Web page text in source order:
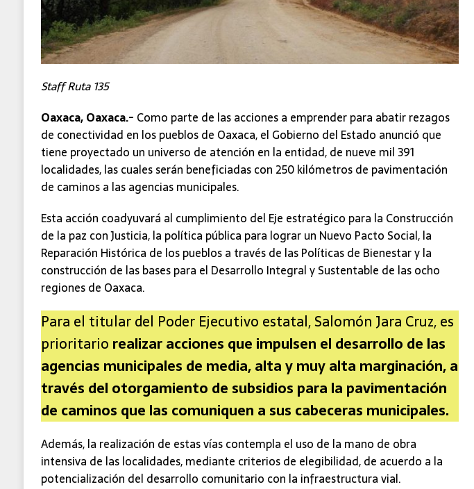
Staff Ruta 135
Oaxaca, Oaxaca.- Como parte de las acciones a emprender para abatir rezagos
de conectividad en los pueblos de Oaxaca, el Gobierno del Estado anunció que
tiene proyectado un universo de atención en la entidad, de nueve mil 391
localidades, las cuales serán beneficiadas con 250 kilómetros de pavimentación
de caminos a las agencias municipales.
Esta acción coadyuvará al cumplimiento del Eje estratégico para la Construcción
de la paz con Justicia, la política pública para lograr un Nuevo Pacto Social, la
Reparación Histórica de los pueblos a través de las Políticas de Bienestar y la
construcción de las bases para el Desarrollo Integral y Sustentable de las ocho
regiones de Oaxaca.
Para el titular del Poder Ejecutivo estatal, Salomón Jara Cruz, es
prioritario realizar acciones que impulsen el desarrollo de las
agencias municipales de media, alta y muy alta marginación, a
través del otorgamiento de subsidios para la pavimentación
de caminos que las comuniquen a sus cabeceras municipales.
Además, la realización de estas vías contempla el uso de la mano de obra
intensiva de las localidades, mediante criterios de elegibilidad, de acuerdo a la
potencialización del desarrollo comunitario con la infraestructura vial.